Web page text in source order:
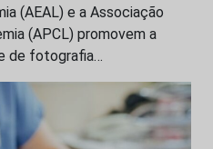
(AEAL) e a Associação
(APCL) promovem a
de fotografia…